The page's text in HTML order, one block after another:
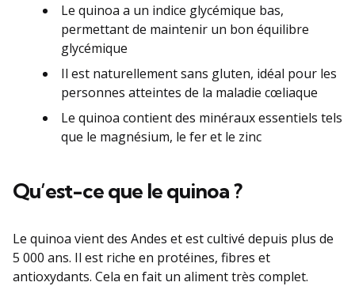
Le quinoa a un indice glycémique bas,
permettant de maintenir un bon équilibre
glycémique
Il est naturellement sans gluten, idéal pour les
personnes atteintes de la maladie cœliaque
Le quinoa contient des minéraux essentiels tels
que le magnésium, le fer et le zinc
Qu’est-ce que le quinoa ?
Le quinoa vient des Andes et est cultivé depuis plus de
5 000 ans. Il est riche en protéines, fibres et
antioxydants. Cela en fait un aliment très complet.